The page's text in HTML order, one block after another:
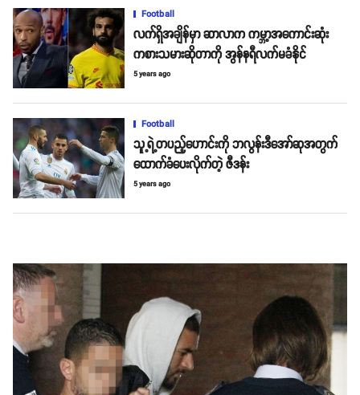
Football
လက်ရှိအချိန်မှာ ဆာလာက ကမ္ဘာ့အကောင်းဆုံး
ကစားသမားဆိုတာကို အွန်နရီလက်မခံနိုင်
5 years ago
Football
သူ့ရဲ့တပည့်ဟောင်းကို ဘလွန်းဒီအော်ဆုအတွက်
ထောက်ခံပေးလိုက်တဲ့ ဇီဒန်း
5 years ago